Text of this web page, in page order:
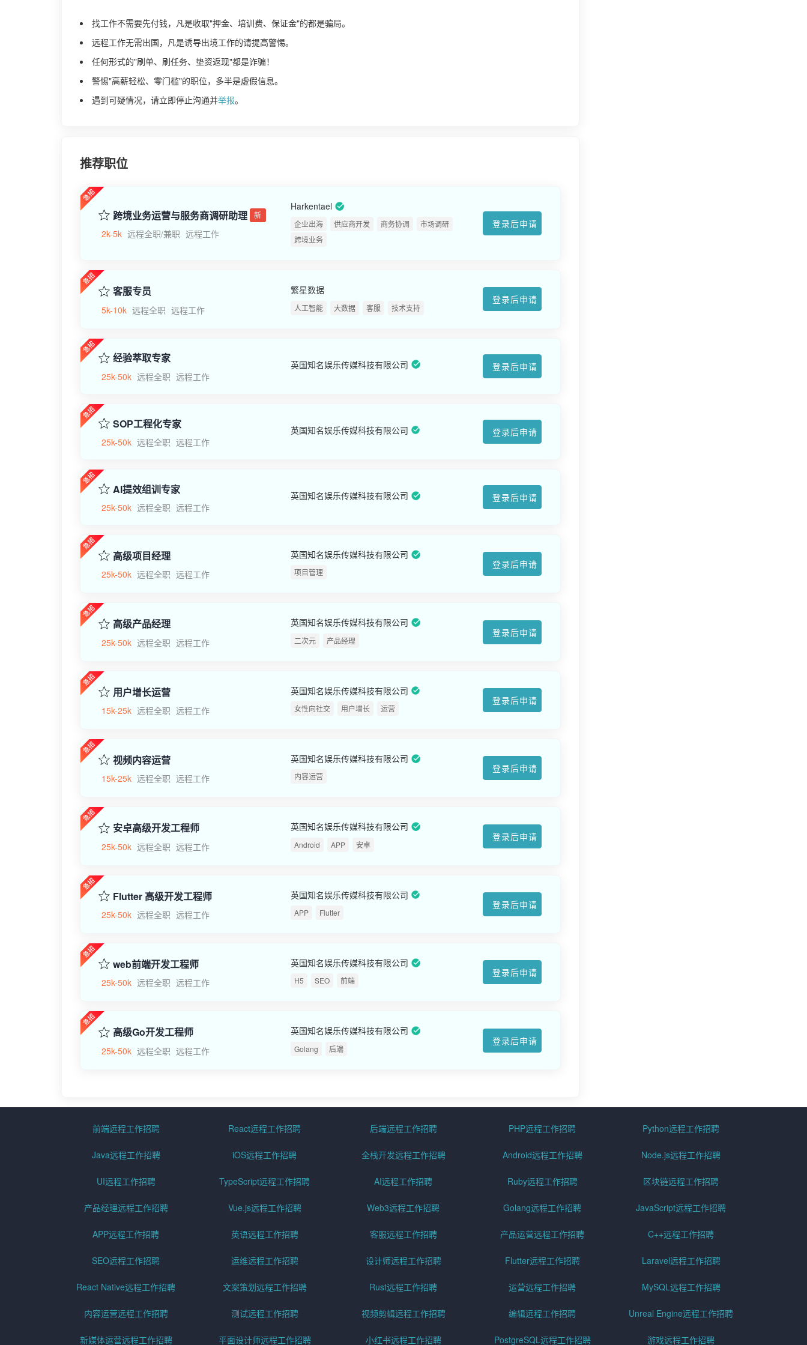
找工作不需要先付钱，凡是收取"押金、培训费、保证金"的都是骗局。
远程工作无需出国，凡是诱导出境工作的请提高警惕。
任何形式的"刷单、刷任务、垫资返现"都是诈骗！
警惕"高薪轻松、零门槛"的职位，多半是虚假信息。
遇到可疑情况，请立即停止沟通并举报。
推荐职位
跨境业务运营与服务商调研助理 新
2k-5k 远程全职/兼职 远程工作
Harkentael
企业出海 供应商开发 商务协调
市场调研
跨境业务
登录后申请
客服专员
5k-10k 远程全职 远程工作
繁星数据
人工智能 大数据 客服 技术支持
登录后申请
经验萃取专家
25k-50k 远程全职 远程工作
英国知名娱乐传媒科技有限公司 登录后申请
SOP工程化专家
25k-50k 远程全职 远程工作
英国知名娱乐传媒科技有限公司 登录后申请
AI提效组训专家
25k-50k 远程全职 远程工作
英国知名娱乐传媒科技有限公司 登录后申请
高级项目经理
25k-50k 远程全职 远程工作
英国知名娱乐传媒科技有限公司
项目管理
登录后申请
高级产品经理
25k-50k 远程全职 远程工作
英国知名娱乐传媒科技有限公司
二次元 产品经理
登录后申请
用户增长运营
15k-25k 远程全职 远程工作
英国知名娱乐传媒科技有限公司
女性向社交 用户增长 运营
登录后申请
视频内容运营
15k-25k 远程全职 远程工作
英国知名娱乐传媒科技有限公司
内容运营
登录后申请
安卓高级开发工程师
25k-50k 远程全职 远程工作
英国知名娱乐传媒科技有限公司
Android APP 安卓
登录后申请
Flutter 高级开发工程师
25k-50k 远程全职 远程工作
英国知名娱乐传媒科技有限公司
APP Flutter
登录后申请
web前端开发工程师
25k-50k 远程全职 远程工作
英国知名娱乐传媒科技有限公司
H5 SEO 前端
登录后申请
高级Go开发工程师
25k-50k 远程全职 远程工作
英国知名娱乐传媒科技有限公司
Golang 后端
登录后申请
前端远程工作招聘 React远程工作招聘 后端远程工作招聘 PHP远程工作招聘 Python远程工作招聘
Java远程工作招聘 iOS远程工作招聘 全栈开发远程工作招聘 Android远程工作招聘 Node.js远程工作招聘
UI远程工作招聘 TypeScript远程工作招聘 AI远程工作招聘 Ruby远程工作招聘 区块链远程工作招聘
产品经理远程工作招聘 Vue.js远程工作招聘 Web3远程工作招聘 Golang远程工作招聘 JavaScript远程工作招聘
APP远程工作招聘 英语远程工作招聘 客服远程工作招聘 产品运营远程工作招聘 C++远程工作招聘
SEO远程工作招聘 运维远程工作招聘 设计师远程工作招聘 Flutter远程工作招聘 Laravel远程工作招聘
React Native远程工作招聘 文案策划远程工作招聘 Rust远程工作招聘 运营远程工作招聘 MySQL远程工作招聘
内容运营远程工作招聘 测试远程工作招聘 视频剪辑远程工作招聘 编辑远程工作招聘 Unreal Engine远程工作招聘
新媒体运营远程工作招聘 平面设计师远程工作招聘 小红书远程工作招聘 PostgreSQL远程工作招聘 游戏远程工作招聘